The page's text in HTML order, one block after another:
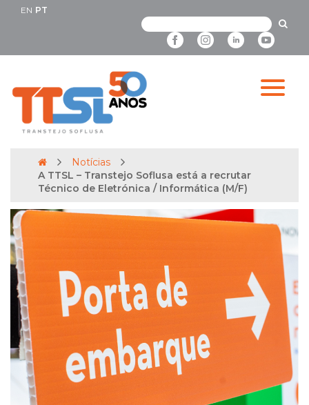
EN PT
Notícias
A TTSL – Transtejo Soflusa está a recrutar
Técnico de Eletrónica / Informática (M/F)